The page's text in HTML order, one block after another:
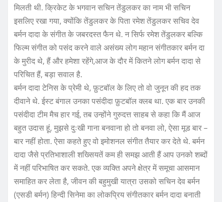
मिलती थी. क्रिकेट के भगवान सचिन तेंडुलकर का नाम भी सचिन
इसलिए रखा गया, क्योंकि तेंडुलकर के पिता रमेश तेंडुलकर सचिव देव
बर्मन दादा के संगीत के जबरदस्त फैन थे. न सिर्फ रमेश तेंडुलकर बल्कि
फिल्म संगीत को पसंद करने वाले असंख्य लोग महान संगीतकार बर्मन दा
के मुरीद थे, हैं और हमेशा रहेंगे,आज के दौर में कितने लोग बर्मन दादा से
परिचित हैं, बड़ा सवाल है.
बर्मन दादा टेनिस के प्रेमी थे, फ़ुटबॉल के लिए तो वो जुनून की हद तक
दीवाने थे. ईस्ट बंगाल उनका पसंदीदा फ़ुटबॉल क्लब था. एक बार उनकी
पसंदीदा टीम मैच हार गई, तब उन्होंने गुरुदत्त साहब से कहा कि मैं आज
बहुत उदास हूं, मुझसे दुःखी गाना बनवाना हो तो बनवा लो, ऐसा मूड बार –
बार नहीं होता. ऐसा कहते हुए वो इमोशनल संगीत तैयार कर देते थे. बर्मन
दादा जैसे प्रतिभाशाली शख्सियतें कम ही समझ आती हैं आप उनको शब्दों
में नहीं परिभाषित कर सकते. एक व्यक्ति अपने क्षेत्र में समूचा आसमान
समाहित कर लेता है, जीवन की बहुमुखी यात्रा उसको सचिन देव बर्मन
(एसडी बर्मन) हिन्दी सिनेमा का लोकप्रिय संगीतकार बर्मन दादा बनाती